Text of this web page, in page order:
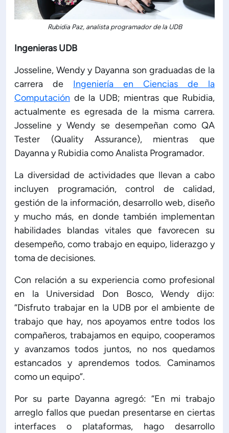
Rubidia Paz, analista programador de la UDB
Ingenieras UDB
Josseline, Wendy y Dayanna son graduadas de la
carrera de Ingeniería en Ciencias de la
Computación de la UDB; mientras que Rubidia,
actualmente es egresada de la misma carrera.
Josseline y Wendy se desempeñan como QA
Tester (Quality Assurance), mientras que
Dayanna y Rubidia como Analista Programador.
La diversidad de actividades que llevan a cabo
incluyen programación, control de calidad,
gestión de la información, desarrollo web, diseño
y mucho más, en donde también implementan
habilidades blandas vitales que favorecen su
desempeño, como trabajo en equipo, liderazgo y
toma de decisiones.
Con relación a su experiencia como profesional
en la Universidad Don Bosco, Wendy dijo:
“Disfruto trabajar en la UDB por el ambiente de
trabajo que hay, nos apoyamos entre todos los
compañeros, trabajamos en equipo, cooperamos
y avanzamos todos juntos, no nos quedamos
estancados y aprendemos todos. Caminamos
como un equipo”.
Por su parte Dayanna agregó: “En mi trabajo
arreglo fallos que puedan presentarse en ciertas
interfaces o plataformas, hago desarrollo